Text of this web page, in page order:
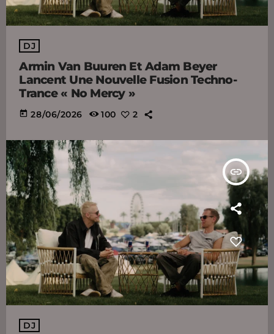
DJ
Armin Van Buuren Et Adam Beyer
Lancent Une Nouvelle Fusion Techno-
Trance « No Mercy »
today 28/06/2026 100 2
insert_link
DJ